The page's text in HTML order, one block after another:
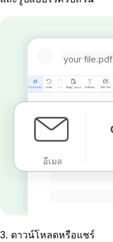
your file.pdf
อีเมล
3. ดาวน์โหลดหรือแชร์